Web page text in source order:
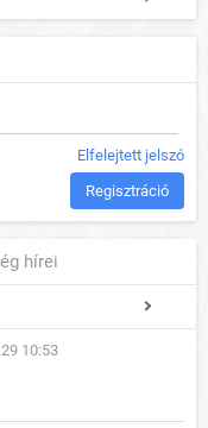
Elfelejtett jelszó
Regisztráció
hírei
10:53